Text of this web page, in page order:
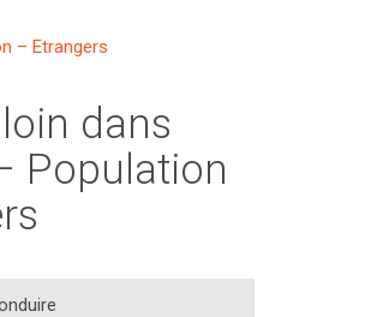
– Etrangers
dans
Population